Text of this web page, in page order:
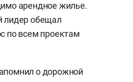
арендное жилье.
лидер обещал
по всем проектам
о дорожной